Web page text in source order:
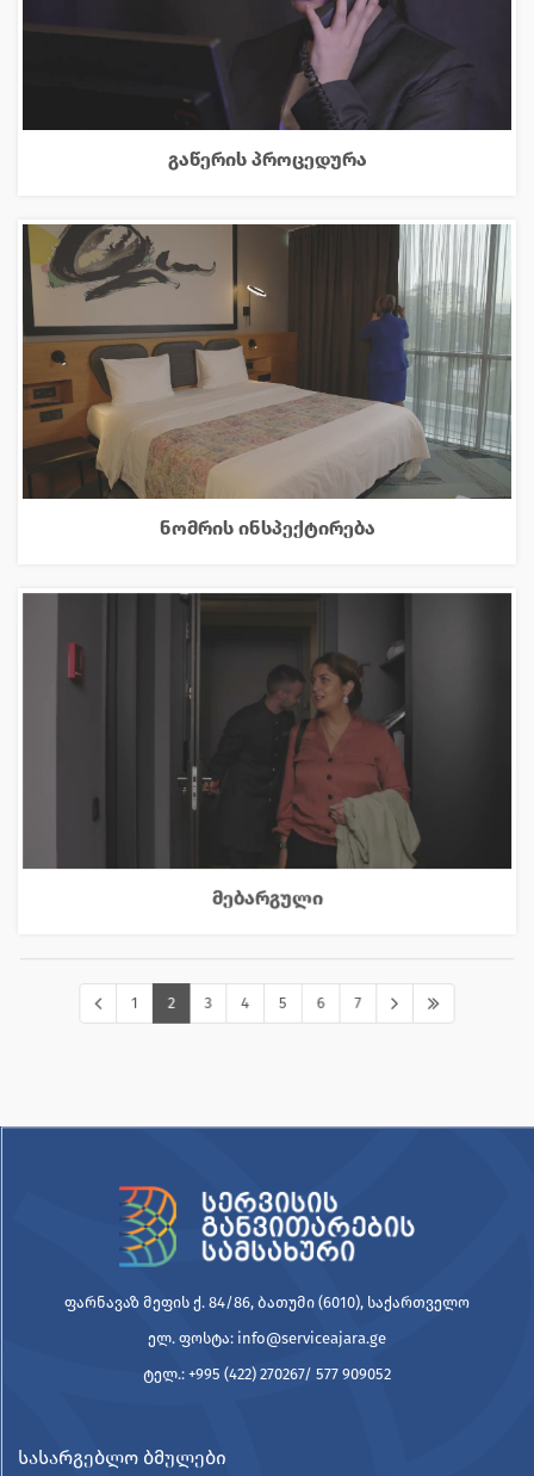
გაწერის პროცედურა
ნომრის ინსპექტირება
მებარგული
1 2 3 4 5 6 7
ფარნავაზ მეფის ქ. 84/86, ბათუმი (6010), საქართველო
ელ. ფოსტა: info@serviceajara.ge
ტელ.: +995 (422) 270267/ 577 909052
სასარგებლო ბმულები